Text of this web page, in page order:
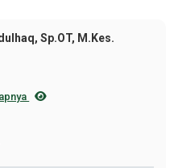
Sp.OT, M.Kes.